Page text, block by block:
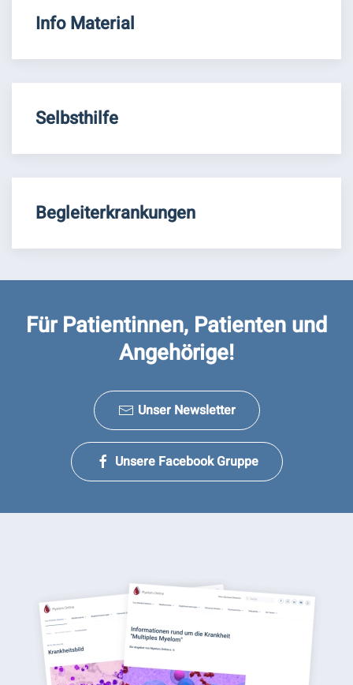
Info Material
Selbsthilfe
Begleiterkrankungen
Für Patientinnen, Patienten und
Angehörige!
Unser Newsletter
Unsere Facebook Gruppe